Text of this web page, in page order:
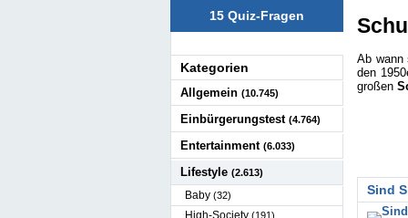
Ab wann
den
großen
Sind
15 Quiz-Fragen
Kategorien
Allgemein (10.745)
Einbürgerungstest (4.764)
Entertainment (6.033)
Lifestyle (2.613)
Baby (32)
High-Society (191)